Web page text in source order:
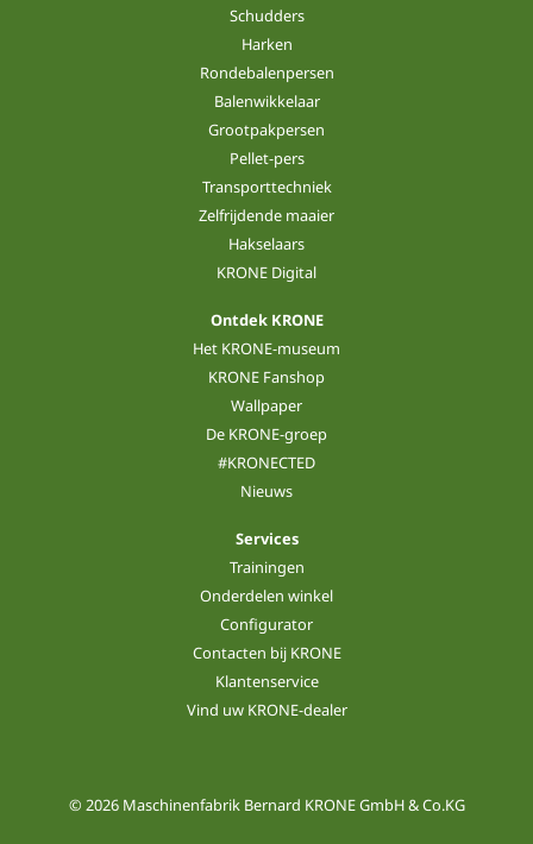
Schudders
Harken
Rondebalenpersen
Balenwikkelaar
Grootpakpersen
Pellet-pers
Transporttechniek
Zelfrijdende maaier
Hakselaars
KRONE Digital
Ontdek KRONE
Het KRONE-museum
KRONE Fanshop
Wallpaper
De KRONE-groep
#KRONECTED
Nieuws
Services
Trainingen
Onderdelen winkel
Configurator
Contacten bij KRONE
Klantenservice
Vind uw KRONE-dealer
© 2026 Maschinenfabrik Bernard KRONE GmbH & Co.KG